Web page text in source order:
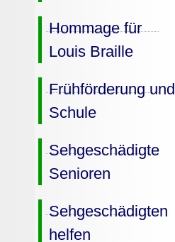
Hommage für
Louis Braille
Frühförderung und
Schule
Sehgeschädigte
Senioren
Sehgeschädigten
helfen